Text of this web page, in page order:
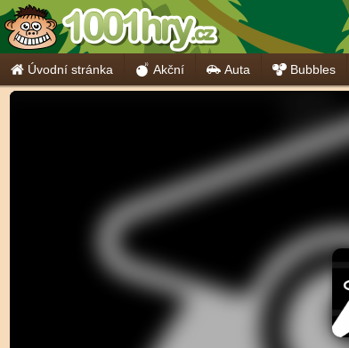
Úvodní stránka Akční Auta Bubbles